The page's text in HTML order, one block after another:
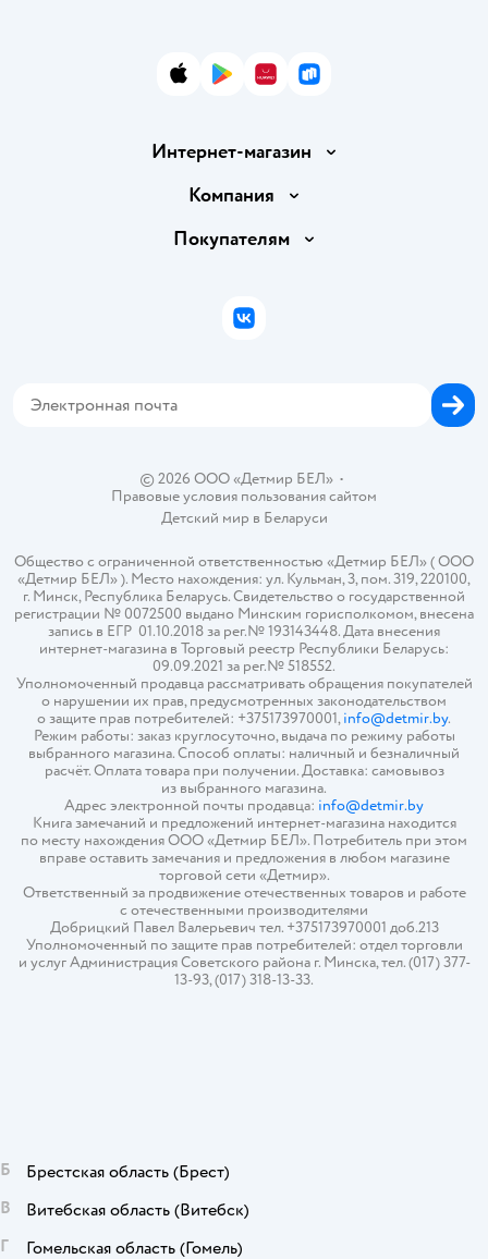
App StoreGoogle Play
AppGallery
RuStore
Интернет-магазин
Доставка и оплата
Правила продажи
Политика использования файлов cookie
Компания
Вакансии
Покупателям
Бонусные карты
© 2026 ООО «Детмир БЕЛ»•
Правовые условия пользования сайтом
Детский мир в Беларуси
Общество с ограниченной ответственностью «Детмир БЕЛ» ( ООО
«Детмир БЕЛ» ). Место нахождения: ул. Кульман, 3, пом. 319, 220100,
г. Минск, Республика Беларусь. Свидетельство о государственной
регистрации № 0072500 выдано Минским горисполкомом, внесена
запись в ЕГР 01.10.2018 за рег.№ 193143448. Дата внесения
интернет-магазина в Торговый реестр Республики Беларусь:
09.09.2021 за рег.№ 518552.
Уполномоченный продавца рассматривать обращения покупателей
о нарушении их прав, предусмотренных законодательством
о защите прав потребителей: +375173970001,info@detmir.by.
Режим работы: заказ круглосуточно, выдача по режиму работы
выбранного магазина. Способ оплаты: наличный и безналичный
расчёт. Оплата товара при получении. Доставка: самовывоз
из выбранного магазина.
Адрес электронной почты продавца: info@detmir.by
Книга замечаний и предложений интернет-магазина находится
по месту нахождения ООО «Детмир БЕЛ». Потребитель при этом
вправе оставить замечания и предложения в любом магазине
торговой сети «Детмир».
Ответственный за продвижение отечественных товаров и работе
с отечественными производителями
Добрицкий Павел Валерьевич тел. +375173970001 доб.213
Уполномоченный по защите прав потребителей: отдел торговли
и услуг Администрация Советского района г. Минска, тел. (017) 377-
13-93, (017) 318-13-33.
ВКонтакте
Б Брестская область (Брест)
В
Витебская область (Витебск)
Г
Гомельская область (Гомель)